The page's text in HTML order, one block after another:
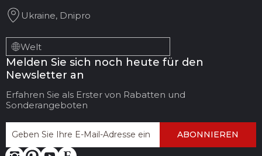
Ihr Feedback:
FEEDBACK
HINTERLASSEN
BEWERTUNG
ABBRECHEN
Ukraine, Dnipro
Welt
Melden Sie sich noch heute für den
Newsletter an
Erfahren Sie als Erster von Rabatten und
Sonderangeboten
ABONNIEREN